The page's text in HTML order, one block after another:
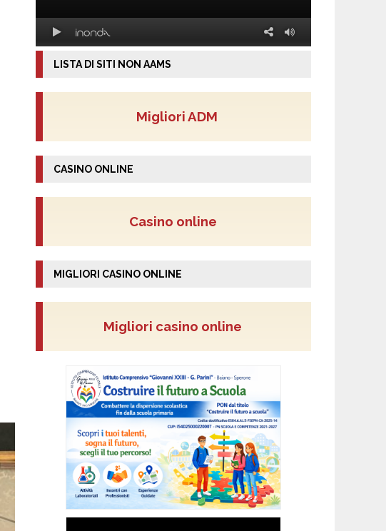
LISTA DI SITI NON AAMS
Migliori ADM
CASINO ONLINE
Casino online
MIGLIORI CASINO ONLINE
Migliori casino online